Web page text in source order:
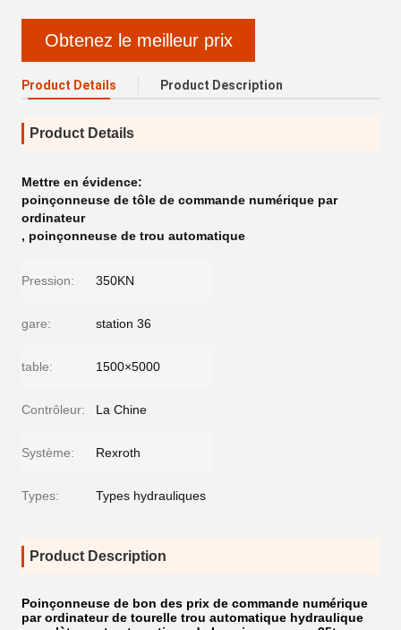
Obtenez le meilleur prix
Product Details Product Description
Product Details
Mettre en évidence:
poinçonneuse de tôle de commande numérique par
ordinateur
, poinçonneuse de trou automatique
Pression: 350KN
gare: station 36
table: 1500×5000
Contrôleur: La Chine
Système: Rexroth
Types: Types hydrauliques
Product Description
Poinçonneuse de bon des prix de commande numérique
par ordinateur de tourelle trou automatique hydraulique